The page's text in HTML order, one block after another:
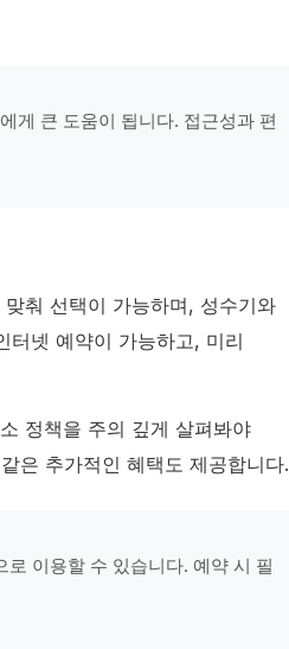
게 큰 도움이 됩니다. 접근성과 편
춰 선택이 가능하며, 성수기와
터넷 예약이 가능하고, 미리
정책을 주의 깊게 살펴봐야
은 추가적인 혜택도 제공합니다.
이용할 수 있습니다. 예약 시 필